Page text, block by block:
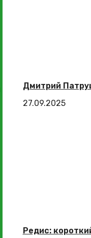
Дмитрий
27.09.2025
Редис: